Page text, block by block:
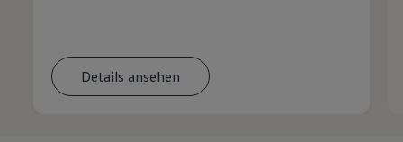
Details ansehen